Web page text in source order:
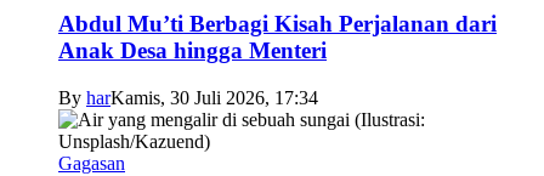
Abdul Mu’ti Berbagi Kisah Perjalanan dari
Anak Desa hingga Menteri
By harKamis, 30 Juli 2026, 17:34
Gagasan